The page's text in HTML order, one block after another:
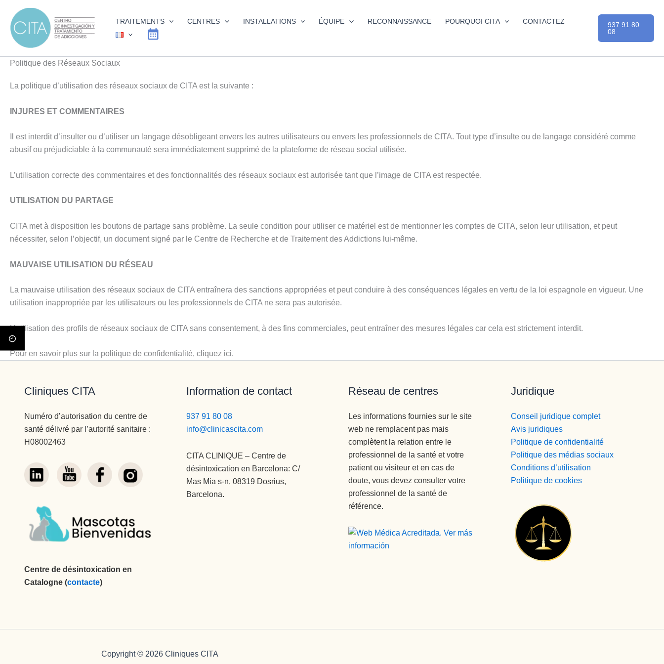
contenu
TRAITEMENTS CENTRES INSTALLATIONS ÉQUIPE RECONNAISSANCE POURQUOI CITA CONTACTEZ
937 91 80
08
Politique des Réseaux Sociaux
La politique d’utilisation des réseaux sociaux de CITA est la suivante :
INJURES ET COMMENTAIRES
Il est interdit d’insulter ou d’utiliser un langage désobligeant envers les autres utilisateurs ou envers les professionnels de CITA. Tout type d’insulte ou de langage considéré comme
abusif ou préjudiciable à la communauté sera immédiatement supprimé de la plateforme de réseau social utilisée.
L’utilisation correcte des commentaires et des fonctionnalités des réseaux sociaux est autorisée tant que l’image de CITA est respectée.
UTILISATION DU PARTAGE
CITA met à disposition les boutons de partage sans problème. La seule condition pour utiliser ce matériel est de mentionner les comptes de CITA, selon leur utilisation, et peut
nécessiter, selon l’objectif, un document signé par le Centre de Recherche et de Traitement des Addictions lui-même.
MAUVAISE UTILISATION DU RÉSEAU
La mauvaise utilisation des réseaux sociaux de CITA entraînera des sanctions appropriées et peut conduire à des conséquences légales en vertu de la loi espagnole en vigueur. Une
utilisation inappropriée par les utilisateurs ou les professionnels de CITA ne sera pas autorisée.
L’utilisation des profils de réseaux sociaux de CITA sans consentement, à des fins commerciales, peut entraîner des mesures légales car cela est strictement interdit.
Pour en savoir plus sur la politique de confidentialité, cliquez ici.
Cliniques CITA
Numéro d’autorisation du centre de
santé délivré par l’autorité sanitaire :
H08002463
Centre de désintoxication en
Catalogne (contacte)
Information de contact
937 91 80 08
info@clinicascita.com
CITA CLINIQUE – Centre de
désintoxication en Barcelona: C/
Mas Mia s-n, 08319 Dosrius,
Barcelona.
Réseau de centres
Les informations fournies sur le site
web ne remplacent pas mais
complètent la relation entre le
professionnel de la santé et votre
patient ou visiteur et en cas de
doute, vous devez consulter votre
professionnel de la santé de
référence.
Juridique
Conseil juridique complet
Avis juridiques
Politique de confidentialité
Politique des médias sociaux
Conditions d’utilisation
Politique de cookies
Copyright © 2026 Cliniques CITA